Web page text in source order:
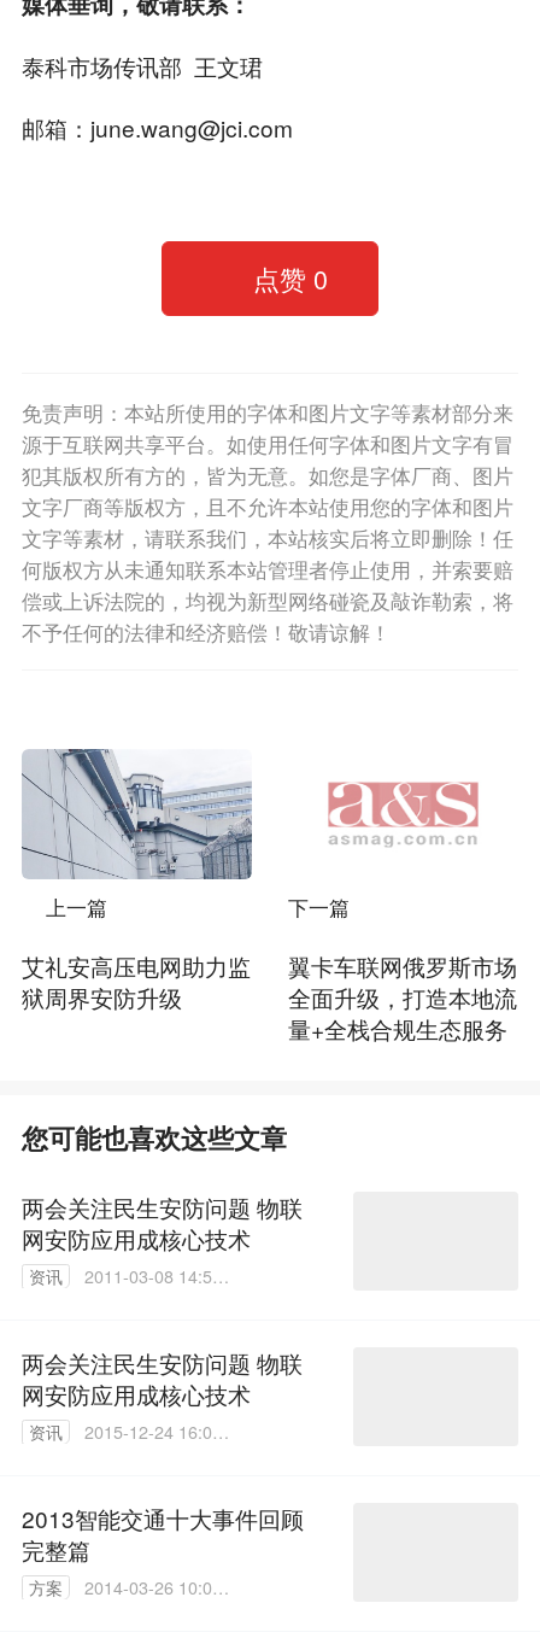
泰科市场传讯部 王文珺
邮箱：june.wang@jci.com
点赞 0
免责声明：本站所使用的字体和图片文字等素材部分来
源于互联网共享平台。如使用任何字体和图片文字有冒
犯其版权所有方的，皆为无意。如您是字体厂商、图片
文字厂商等版权方，且不允许本站使用您的字体和图片
文字等素材，请联系我们，本站核实后将立即删除！任
何版权方从未通知联系本站管理者停止使用，并索要赔
偿或上诉法院的，均视为新型网络碰瓷及敲诈勒索，将
不予任何的法律和经济赔偿！敬请谅解！
上一篇
艾礼安高压电网助力监
狱周界安防升级
下一篇
翼卡车联网俄罗斯市场
全面升级，打造本地流
量+全栈合规生态服务
您可能也喜欢这些文章
两会关注民生安防问题 物联
网安防应用成核心技术
资讯
2011-03-08 14:55:
两会关注民生安防问题 物联
网安防应用成核心技术
资讯
2015-12-24 16:05:
2013智能交通十大事件回顾
完整篇
方案
2014-03-26 10:05: